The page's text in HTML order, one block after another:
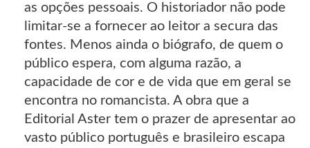
as opções pessoais. O historiador não pode
limitar-se a fornecer ao leitor a secura das
fontes. Menos ainda o biógrafo, de quem o
público espera, com alguma razão, a
capacidade de cor e de vida que em geral se
encontra no romancista. A obra que a
Editorial Aster tem o prazer de apresentar ao
vasto público português e brasileiro escapa